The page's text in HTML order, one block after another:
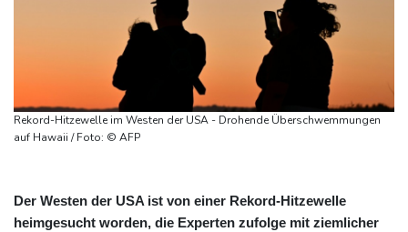
Europas Automarkt wächst, doch der E-Auto-Boom verschärft
Klinsmann über Horror-Verletzung: "Ich hatte Glück"
Rekord-Hitzewelle im Westen der USA - Drohende Überschwemmungen
auf Hawaii / Foto: © AFP
Der Westen der USA ist von einer Rekord-Hitzewelle
heimgesucht worden, die Experten zufolge mit ziemlicher